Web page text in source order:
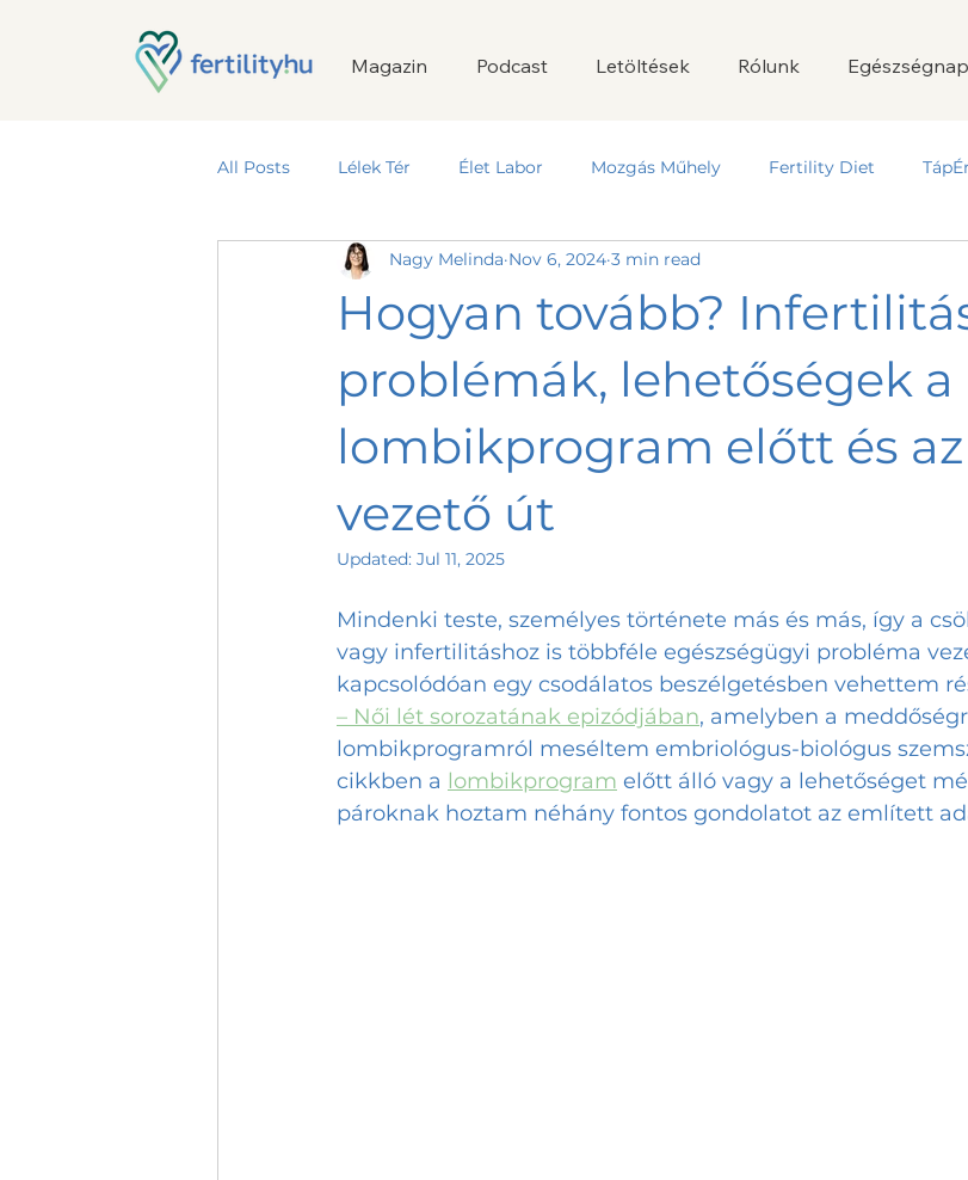
Magazin Podcast Letöltések Rólunk Egészségnap
All Posts Lélek Tér Élet Labor Mozgás Műhely Fertility Diet
Termékeny Kapcsolat
Hogyan tovább?
problémák, lehetőségek a
lombikprogram előtt és
vezető út
Nagy Melinda Nov 6, 2024 3 min read
Updated: Jul 11, 2025
Mindenki teste, személyes története más és más, így a
vagy infertilitáshoz is többféle egészségügyi probléma
kapcsolódóan egy csodálatos beszélgetésben vehettem
– Női lét sorozatának epizódjában, amelyben a
lombikprogramról meséltem embriológus-biológus
cikkben a lombikprogram előtt álló vagy a lehetőséget
pároknak hoztam néhány fontos gondolatot az említett